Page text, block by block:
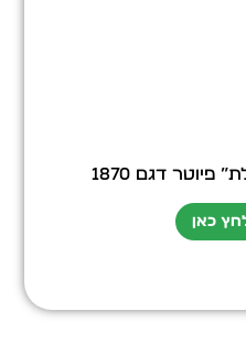
פיוטר דגם 1870
כאן